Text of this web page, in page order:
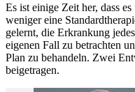
Es ist einige Zeit her, dass
weniger eine
gelernt, die Erkrankung
eigenen Fall zu betrachten
Plan zu behandeln. Zwei
beigetragen.